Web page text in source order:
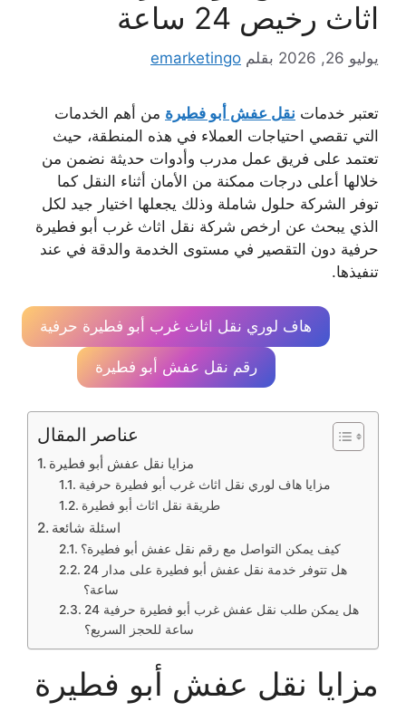
اثاث رخيص 24 ساعة
يوليو 26, 2026 بقلمemarketingo
تعتبر خدماتنقل عفش أبو فطيرةمن أهم الخدمات
التي تقصي احتياجات العملاء في هذه المنطقة، حيث
تعتمد على فريق عمل مدرب وأدوات حديثة نضمن من
خلالها أعلى درجات ممكنة من الأمان أثناء النقل كما
توفر الشركة حلول شاملة وذلك يجعلها اختيار جيد لكل
الذي يبحث عن ارخص شركة نقل اثاث غرب أبو فطيرة
حرفية دون التقصير في مستوى الخدمة والدقة في عند
تنفيذها.
هاف لوري نقل اثاث غرب أبو فطيرة حرفية
رقم نقل عفش أبو فطيرة
عناصر المقال
مزايا نقل عفش أبو فطيرة
مزايا هاف لوري نقل اثاث غرب أبو فطيرة حرفية
طريقة نقل اثاث أبو فطيرة
كيف يمكن التواصل مع رقم نقل عفش أبو فطيرة؟
هل تتوفر خدمة نقل عفش أبو فطيرة على مدار 24
ساعة؟
هل يمكن طلب نقل عفش غرب أبو فطيرة حرفية 24
ساعة للحجز السريع؟
مزايا نقل عفش أبو فطيرة